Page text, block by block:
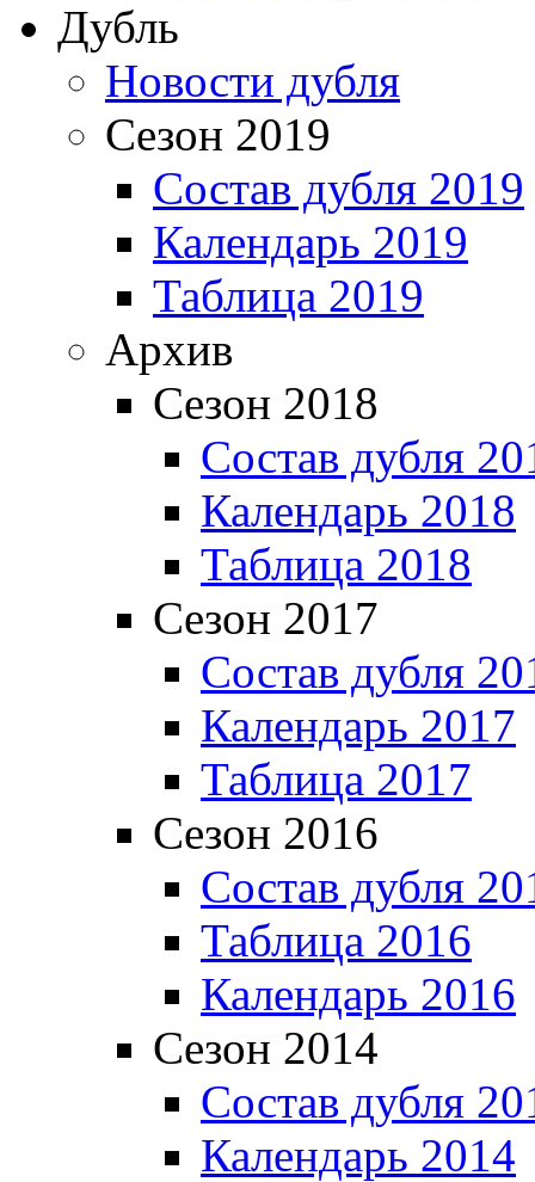
Дубль
Новости дубля
Сезон 2019
Состав дубля 2019
Календарь 2019
Таблица 2019
Архив
Сезон 2018
Состав дубля
Календарь 2018
Таблица 2018
Сезон 2017
Состав дубля
Календарь 2017
Таблица 2017
Сезон 2016
Состав дубля
Таблица 2016
Календарь 2016
Сезон 2014
Состав дубля
Календарь 2014